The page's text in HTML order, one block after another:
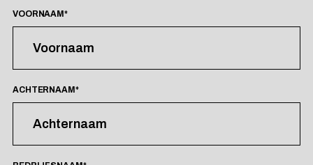
VOORNAAM*
ACHTERNAAM*